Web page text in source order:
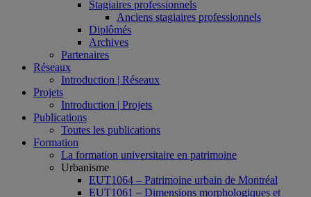
Stagiaires professionnels
Anciens stagiaires professionnels
Diplômés
Archives
Partenaires
Réseaux
Introduction | Réseaux
Projets
Introduction | Projets
Publications
Toutes les publications
Formation
La formation universitaire en patrimoine
Urbanisme
EUT1064 – Patrimoine urbain de Montréal
EUT1061 – Dimensions morphologiques et